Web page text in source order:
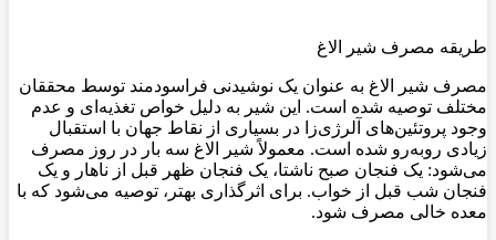
طریقه مصرف شیر الاغ
مصرف شیر الاغ به عنوان یک نوشیدنی فراسودمند توسط محققان
مختلف توصیه شده است. این شیر به دلیل خواص تغذیه‌ای و عدم
وجود پروتئین‌های آلرژی‌زا در بسیاری از نقاط جهان با استقبال
زیادی روبه‌رو شده است. معمولاً شیر الاغ سه بار در روز مصرف
می‌شود: یک فنجان صبح ناشتا، یک فنجان ظهر قبل از ناهار و یک
فنجان شب قبل از خواب. برای اثرگذاری بهتر، توصیه می‌شود که با
معده خالی مصرف شود.